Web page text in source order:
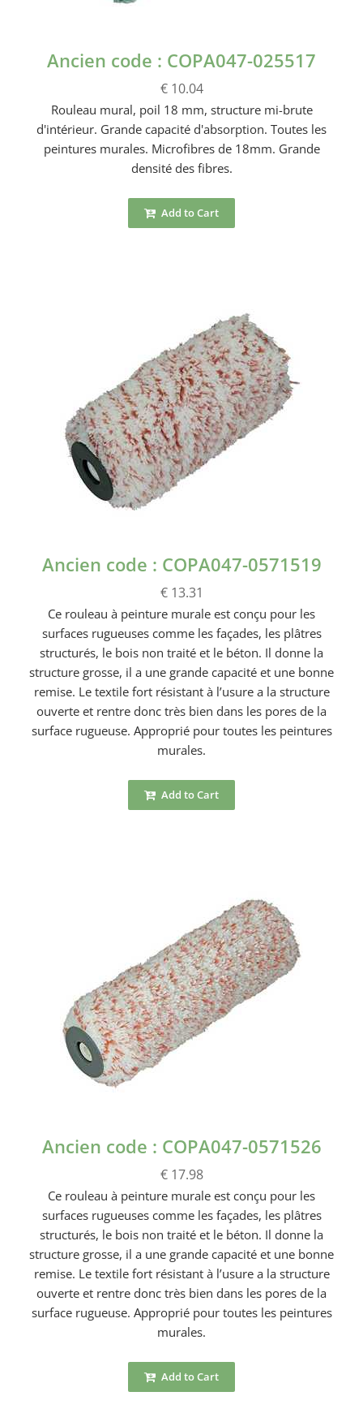
Ancien code : COPA047-025517
€ 10.04
Rouleau mural, poil 18 mm, structure mi-brute
d'intérieur. Grande capacité d'absorption. Toutes les
peintures murales. Microfibres de 18mm. Grande
densité des fibres.
Add to Cart
Ancien code : COPA047-0571519
€ 13.31
Ce rouleau à peinture murale est conçu pour les
surfaces rugueuses comme les façades, les plâtres
structurés, le bois non traité et le béton. Il donne la
structure grosse, il a une grande capacité et une bonne
remise. Le textile fort résistant à l’usure a la structure
ouverte et rentre donc très bien dans les pores de la
surface rugueuse. Approprié pour toutes les peintures
murales.
Add to Cart
Ancien code : COPA047-0571526
€ 17.98
Ce rouleau à peinture murale est conçu pour les
surfaces rugueuses comme les façades, les plâtres
structurés, le bois non traité et le béton. Il donne la
structure grosse, il a une grande capacité et une bonne
remise. Le textile fort résistant à l’usure a la structure
ouverte et rentre donc très bien dans les pores de la
surface rugueuse. Approprié pour toutes les peintures
murales.
Add to Cart